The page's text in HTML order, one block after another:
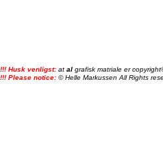
!!! Husk venligst: at al grafisk matriale er
!!! Please notice: © Helle Markussen All Rights